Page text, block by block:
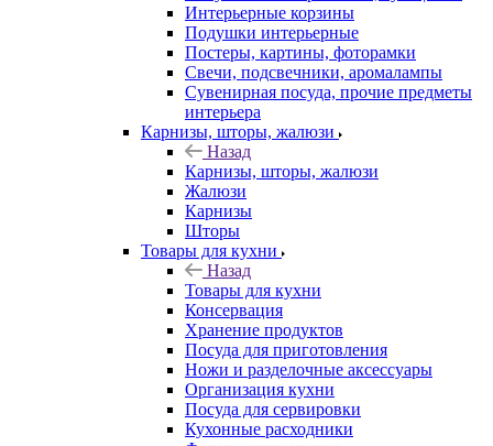
Интерьерные корзины
Подушки интерьерные
Постеры, картины, фоторамки
Свечи, подсвечники, аромалампы
Сувенирная посуда, прочие предметы
интерьера
Карнизы, шторы, жалюзи
Назад
Карнизы, шторы, жалюзи
Жалюзи
Карнизы
Шторы
Товары для кухни
Назад
Товары для кухни
Консервация
Хранение продуктов
Посуда для приготовления
Ножи и разделочные аксессуары
Организация кухни
Посуда для сервировки
Кухонные расходники